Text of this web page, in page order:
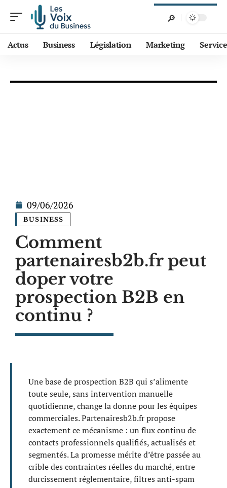
Actus Business Législation Marketing
09/06/2026
BUSINESS
Comment
partenairesb2b.fr peut
doper votre
prospection B2B en
continu ?
Une base de prospection B2B qui s’alimente
toute seule, sans intervention manuelle
quotidienne, change la donne pour les équipes
commerciales. Partenairesb2b.fr propose
exactement ce mécanisme : un flux continu de
contacts professionnels qualifiés, actualisés et
segmentés. La promesse mérite d’être passée au
crible des contraintes réelles du marché, entre
durcissement réglementaire, filtres anti-spam